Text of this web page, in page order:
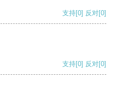
支持[0] 反对[0]
支持[0] 反对[0]